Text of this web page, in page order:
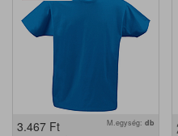
3.467 Ft M.egység: db